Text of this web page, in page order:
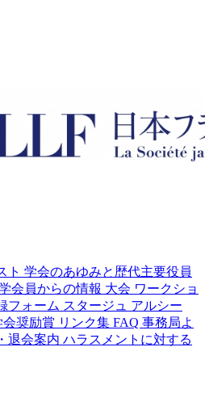
ト 学会のあゆみと歴代主要役員
会員からの情報 大会 ワークショ
フォーム スタージュ アルシー
会奨励賞 リンク集 FAQ 事務局よ
退会案内 ハラスメントに対する